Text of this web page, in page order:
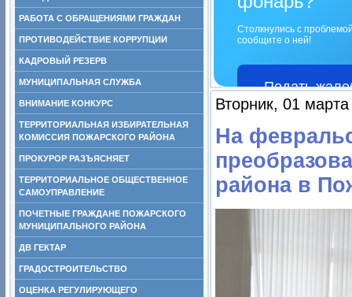
РАБОТА С ОБРАЩЕНИЯМИ ГРАЖДАН
ПРОТИВОДЕЙСТВИЕ КОРРУПЦИИ
КАДРОВЫЙ РЕЗЕРВ
МУНИЦИПАЛЬНАЯ СЛУЖБА
ВНИМАНИЕ КОНКУРС
ТЕРРИТОРИАЛЬНАЯ ИЗБИРАТЕЛЬНАЯ
КОМИССИЯ ПОЖАРСКОГО РАЙОНА
ПРОКУРОР РАЗЪЯСНЯЕТ
ТЕРРИТОРИАЛЬНОЕ ОБЩЕСТВЕННОЕ
САМОУПРАВЛЕНИЕ
ПОЧЕТНЫЕ ГРАЖДАНЕ ПОЖАРСКОГО
МУНИЦИПАЛЬНОГО РАЙОНА
ДВ ГЕКТАР
ГРАДОСТРОИТЕЛЬСТВО
ОЦЕНКА РЕГУЛИРУЮЩЕГО
Столкнулись с
сообщите о ней!
Подать
Вторник, 01
На
района в